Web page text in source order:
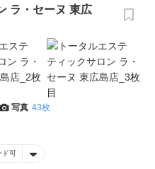
ラ・セーヌ 東広
写真 43枚
ド可